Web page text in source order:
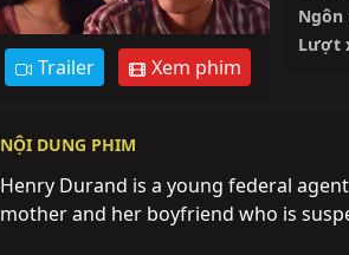
Trailer Xem phim
Ngôn
Lượt
NỘI DUNG PHIM
Henry Durand is a young federal
mother and her boyfriend who is